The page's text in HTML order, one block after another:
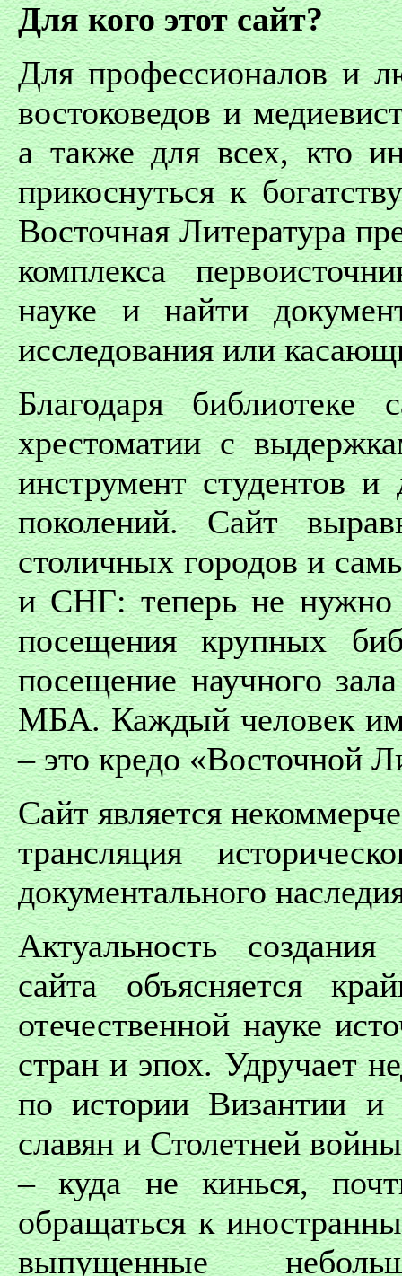
Для кого этот сайт?
Для профессионалов и
востоковедов и
а также для всех, кто
прикоснуться к
Восточная Литература
комплекса
науке и найти
исследования или
Благодаря библиотеке
хрестоматии с
инструмент студентов
поколений. Сайт
столичных городов и
и СНГ: теперь не нужно
посещения крупных
посещение научного
МБА. Каждый человек
– это кредо «Восточной
Сайт является
трансляция
документального
Актуальность
сайта объясняется
отечественной науке
стран и эпох. Удручает
по истории Византии и
славян и Столетней
– куда не кинься,
обращаться к
выпущенные